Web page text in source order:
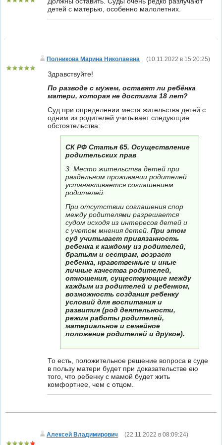
детей с матерью, особенно малолетних.
Полникова Марина Николаевна (10.11.2022 в 15:20:25)
Здравствуйте!
По разводе с мужем, оставят ли ребёнка
матери, которая не достигла 18 лет?
Суд при определении места жительства детей с
одним из родителей учитывает следующие
обстоятельства:
СК РФ Статья 65. Осуществление
родительских прав
3. Место жительства детей при
раздельном проживании родителей
устанавливается соглашением
родителей.
При отсутствии соглашения спор
между родителями разрешается
судом исходя из интересов детей и
с учетом мнения детей. При этом
суд учитывает привязанность
ребенка к каждому из родителей,
братьям и сестрам, возраст
ребенка, нравственные и иные
личные качества родителей,
отношения, существующие между
каждым из родителей и ребенком,
возможность создания ребенку
условий для воспитания и
развития (род деятельности,
режим работы родителей,
материальное и семейное
положение родителей и другое).
То есть, положительное решение вопроса в суде
в пользу матери будет при доказательстве ею
того, что ребенку с мамой будет жить
комфортнее, чем с отцом.
Алексей Владимирович (22.11.2022 в 08:09:24)